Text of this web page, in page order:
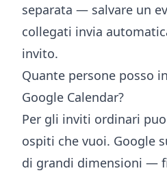
separata — salvare un
collegati invia
invito.
Quante persone posso
Google Calendar?
Per gli inviti ordinari
ospiti che vuoi. Google
di grandi dimensioni —